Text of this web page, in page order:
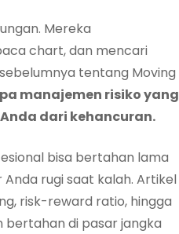
Mereka
chart, dan mencari
tentang Moving
manajemen risiko yang
dari kehancuran.
bisa bertahan lama
rugi saat kalah. Artikel
risk-reward ratio, hingga
bertahan di pasar jangka